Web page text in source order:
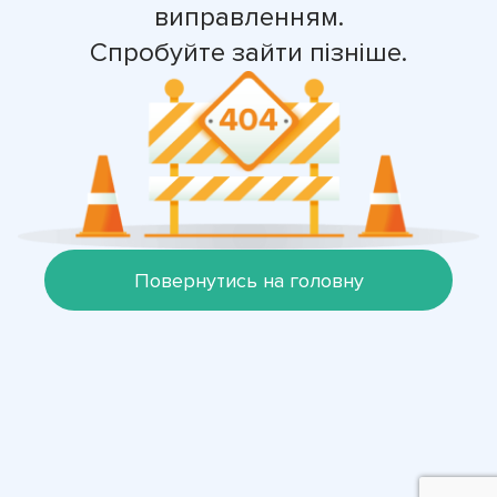
виправленням.
Спробуйте зайти пізніше.
Повернутись на головну